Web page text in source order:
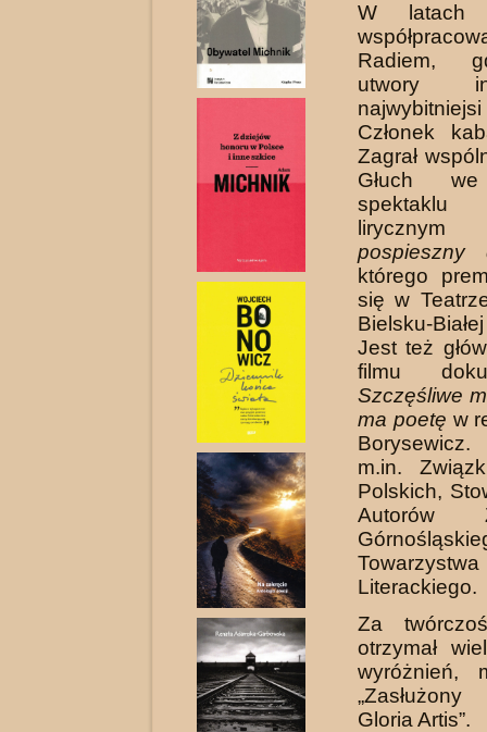
W latach
Radiem,
utwory
Członek
Zagrał
Głuch we
spektaklu
pospieszny
którego
się w
Bielsku-
Jest też
filmu
Szczęśliwe
ma poetę w
m.in.
Polskich,
Autorów
Towarzystwa
Literackiego.
Za
otrzymał
wyróżnień,
Gloria Artis”.